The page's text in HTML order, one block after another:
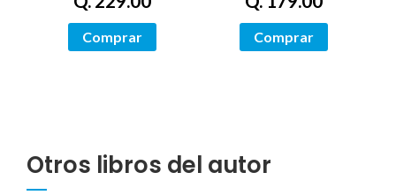
Comprar Comprar
Otros libros del autor